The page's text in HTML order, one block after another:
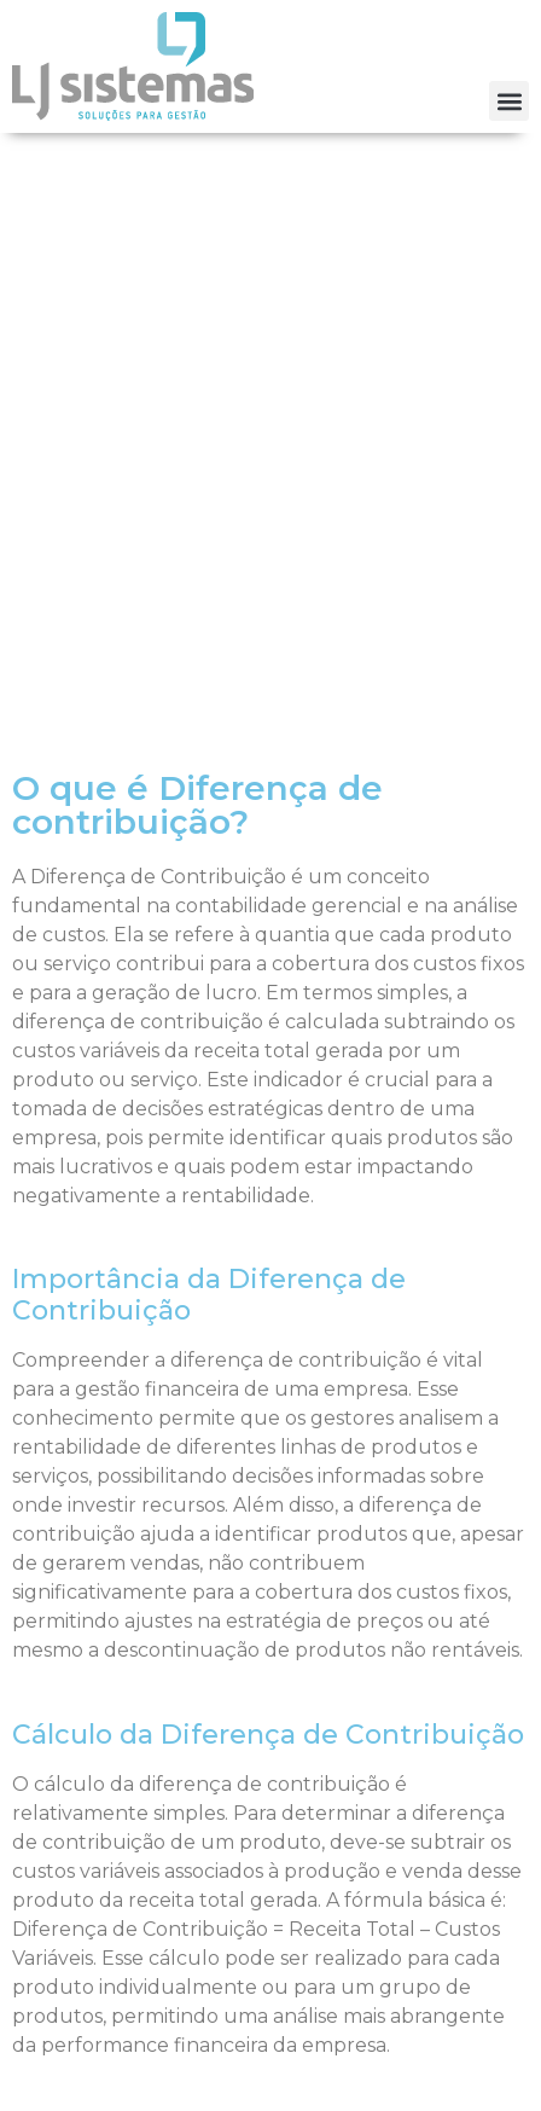
O que é Diferença de
contribuição?
A Diferença de Contribuição é um conceito
fundamental na contabilidade gerencial e na análise
de custos. Ela se refere à quantia que cada produto
ou serviço contribui para a cobertura dos custos fixos
e para a geração de lucro. Em termos simples, a
diferença de contribuição é calculada subtraindo os
custos variáveis da receita total gerada por um
produto ou serviço. Este indicador é crucial para a
tomada de decisões estratégicas dentro de uma
empresa, pois permite identificar quais produtos são
mais lucrativos e quais podem estar impactando
negativamente a rentabilidade.
Importância da Diferença de
Contribuição
Compreender a diferença de contribuição é vital
para a gestão financeira de uma empresa. Esse
conhecimento permite que os gestores analisem a
rentabilidade de diferentes linhas de produtos e
serviços, possibilitando decisões informadas sobre
onde investir recursos. Além disso, a diferença de
contribuição ajuda a identificar produtos que, apesar
de gerarem vendas, não contribuem
significativamente para a cobertura dos custos fixos,
permitindo ajustes na estratégia de preços ou até
mesmo a descontinuação de produtos não rentáveis.
Cálculo da Diferença de Contribuição
O cálculo da diferença de contribuição é
relativamente simples. Para determinar a diferença
de contribuição de um produto, deve-se subtrair os
custos variáveis associados à produção e venda desse
produto da receita total gerada. A fórmula básica é:
Diferença de Contribuição = Receita Total – Custos
Variáveis. Esse cálculo pode ser realizado para cada
produto individualmente ou para um grupo de
produtos, permitindo uma análise mais abrangente
da performance financeira da empresa.